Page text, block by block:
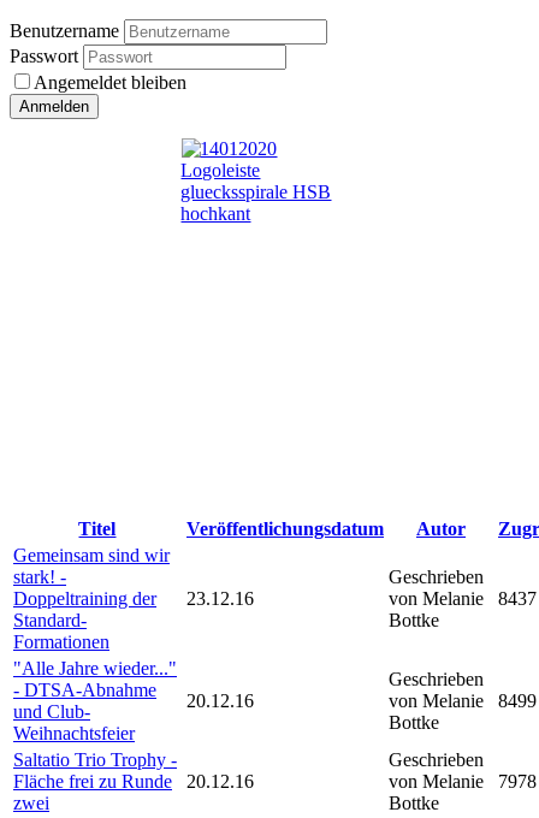
Benutzername
Passwort
Angemeldet bleiben
Titel Veröffentlichungsdatum Autor
Gemeinsam sind wir
stark! -
Doppeltraining der
Standard-
Formationen
23.12.16
Geschrieben
von Melanie
Bottke
8437
"Alle Jahre wieder..."
- DTSA-Abnahme
und Club-
Weihnachtsfeier
20.12.16
Geschrieben
von Melanie
Bottke
8499
Saltatio Trio Trophy -
Fläche frei zu Runde
zwei
20.12.16
Geschrieben
von Melanie
Bottke
7978